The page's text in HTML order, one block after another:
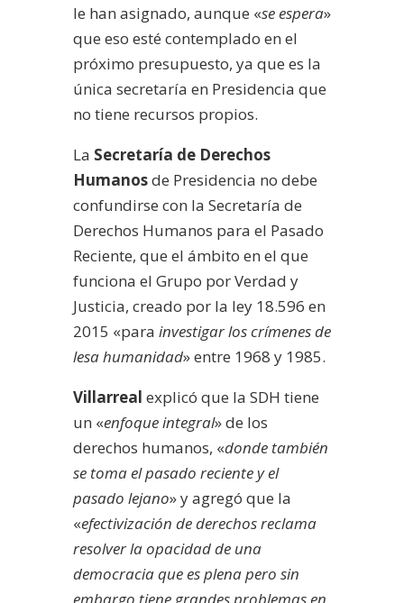
le han asignado, aunque «se espera»
que eso esté contemplado en el
próximo presupuesto, ya que es la
única secretaría en Presidencia que
no tiene recursos propios.
La Secretaría de Derechos
Humanosde Presidencia no debe
confundirse con la Secretaría de
Derechos Humanos para el Pasado
Reciente, que el ámbito en el que
funciona el Grupo por Verdad y
Justicia, creado por la ley 18.596 en
2015 «para investigar los crímenes de
lesa humanidad» entre 1968 y 1985.
Villarreal explicó que la SDH tiene
un «enfoque integral» de los
derechos humanos, «donde también
se toma el pasado reciente y el
pasado lejano» y agregó que la
«efectivización de derechos reclama
resolver la opacidad de una
democracia que es plena pero sin